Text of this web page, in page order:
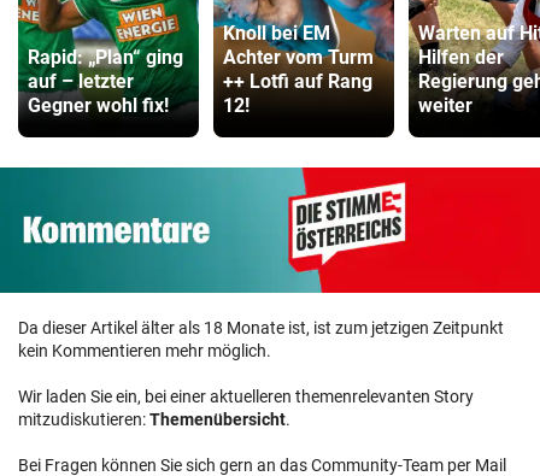
Rapid: „Plan“ ging
auf – letzter
Gegner wohl fix!
Knoll bei EM
Achter vom Turm
++ Lotfi auf Rang
12!
Warten auf
Hilfen der
Regierung
weiter
Da dieser Artikel älter als 18 Monate ist, ist zum jetzigen Zeitpunkt
kein Kommentieren mehr möglich.
Wir laden Sie ein, bei einer aktuelleren themenrelevanten Story
mitzudiskutieren:Themenübersicht.
Bei Fragen können Sie sich gern an das Community-Team per Mail